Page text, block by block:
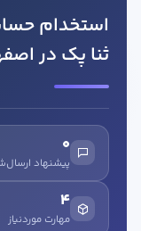
استخدام
ثنا پک در
0
پیشنهاد
4
مهارت موردنیاز
در صورتی که سابقه